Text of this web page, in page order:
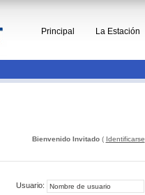
Principal La Estación
Bienvenido Invitado( Identificarse
Usuario: